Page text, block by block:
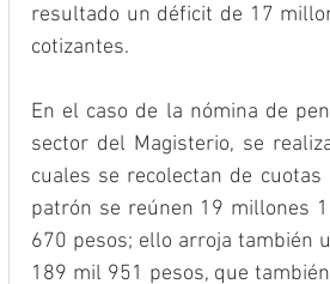
resultado un déficit de 17
cotizantes.
En el caso de la nómina de
sector del Magisterio, se
cuales se recolectan de
patrón se reúnen 19 millones
670 pesos; ello arroja también
189 mil 951 pesos, que